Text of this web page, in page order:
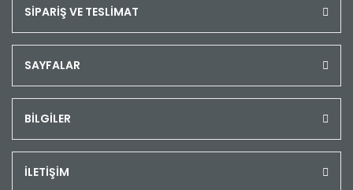
SİPARİŞ VE TESLİMAT
SAYFALAR
BİLGİLER
İLETİŞİM